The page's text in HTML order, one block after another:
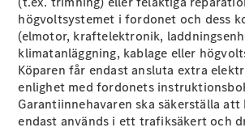
VLE Elektrisk
Konfigurator
Mercedes-
Benz Online
Store
högvoltsystemet i fordonet och dess
(elmotor, kraftelektronik,
klimatanläggning, kablage eller
Köparen får endast ansluta extra
enlighet med fordonets
Garantiinnehavaren ska säkerställa
endast används i ett trafiksäkert och